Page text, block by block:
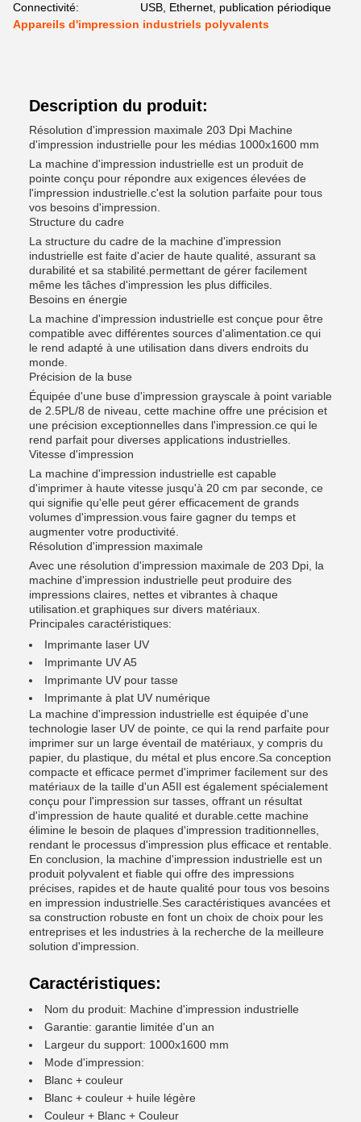
Connectivité:
USB, Ethernet, publication périodique
Appareils d'impression industriels polyvalents
Description du produit:
Résolution d'impression maximale 203 Dpi Machine
d'impression industrielle pour les médias 1000x1600 mm
La machine d'impression industrielle est un produit de
pointe conçu pour répondre aux exigences élevées de
l'impression industrielle.c'est la solution parfaite pour tous
vos besoins d'impression.
Structure du cadre
La structure du cadre de la machine d'impression
industrielle est faite d'acier de haute qualité, assurant sa
durabilité et sa stabilité.permettant de gérer facilement
même les tâches d'impression les plus difficiles.
Besoins en énergie
La machine d'impression industrielle est conçue pour être
compatible avec différentes sources d'alimentation.ce qui
le rend adapté à une utilisation dans divers endroits du
monde.
Précision de la buse
Équipée d'une buse d'impression grayscale à point variable
de 2.5PL/8 de niveau, cette machine offre une précision et
une précision exceptionnelles dans l'impression.ce qui le
rend parfait pour diverses applications industrielles.
Vitesse d'impression
La machine d'impression industrielle est capable
d'imprimer à haute vitesse jusqu'à 20 cm par seconde, ce
qui signifie qu'elle peut gérer efficacement de grands
volumes d'impression.vous faire gagner du temps et
augmenter votre productivité.
Résolution d'impression maximale
Avec une résolution d'impression maximale de 203 Dpi, la
machine d'impression industrielle peut produire des
impressions claires, nettes et vibrantes à chaque
utilisation.et graphiques sur divers matériaux.
Principales caractéristiques:
Imprimante laser UV
Imprimante UV A5
Imprimante UV pour tasse
Imprimante à plat UV numérique
La machine d'impression industrielle est équipée d'une
technologie laser UV de pointe, ce qui la rend parfaite pour
imprimer sur un large éventail de matériaux, y compris du
papier, du plastique, du métal et plus encore.Sa conception
compacte et efficace permet d'imprimer facilement sur des
matériaux de la taille d'un A5Il est également spécialement
conçu pour l'impression sur tasses, offrant un résultat
d'impression de haute qualité et durable.cette machine
élimine le besoin de plaques d'impression traditionnelles,
rendant le processus d'impression plus efficace et rentable.
En conclusion, la machine d'impression industrielle est un
produit polyvalent et fiable qui offre des impressions
précises, rapides et de haute qualité pour tous vos besoins
en impression industrielle.Ses caractéristiques avancées et
sa construction robuste en font un choix de choix pour les
entreprises et les industries à la recherche de la meilleure
solution d'impression.
Caractéristiques:
Nom du produit: Machine d'impression industrielle
Garantie: garantie limitée d'un an
Largeur du support: 1000x1600 mm
Mode d'impression:
Blanc + couleur
Blanc + couleur + huile légère
Couleur + Blanc + Couleur